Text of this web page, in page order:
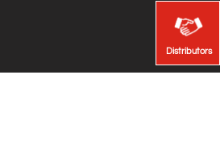
Distributors
Distributors